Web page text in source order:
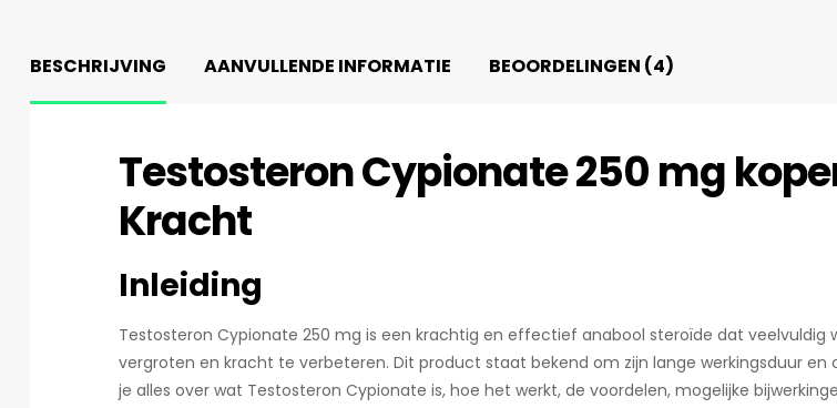
BESCHRIJVING AANVULLENDE INFORMATIE BEOORDELINGEN (4)
Testosteron Cypionate 250 mg
Kracht
Inleiding
Testosteron Cypionate 250 mg is een krachtig en effectief anabool steroïde dat
vergroten en kracht te verbeteren. Dit product staat bekend om zijn lange werkingsduur
je alles over wat Testosteron Cypionate is, hoe het werkt, de voordelen, mogelijke